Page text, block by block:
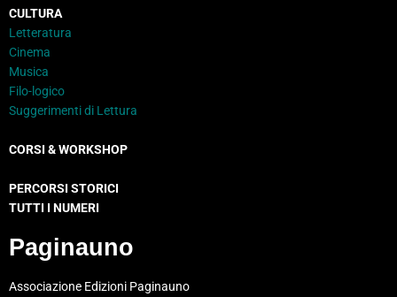
CULTURA
Letteratura
Cinema
Musica
Filo-logico
Suggerimenti di Lettura
CORSI & WORKSHOP
PERCORSI STORICI
TUTTI I NUMERI
Paginauno
Associazione Edizioni Paginauno